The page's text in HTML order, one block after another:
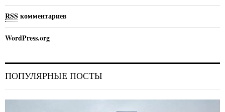
RSSкомментариев
WordPress.org
ПОПУЛЯРНЫЕ ПОСТЫ